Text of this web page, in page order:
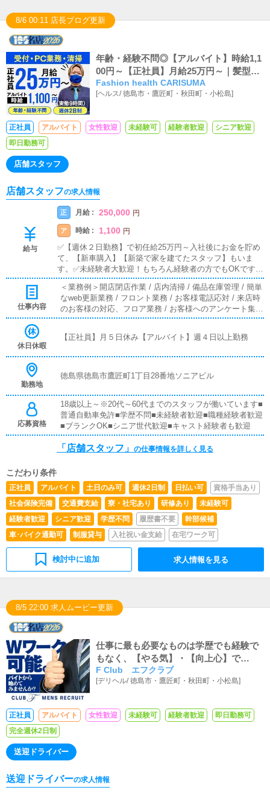
8/6 00:11 店長ブログ更新
年齢・経験不問◎【アルバイト】時給1,1
00円～【正社員】月給25万円～｜髪型自
由
Fashion health CARISUMA
[ヘルス/徳島市・鷹匠町・秋田町・小松島]
正社員 アルバイト 女性歓迎 未経験可 経験者歓迎
シニア歓迎
即日勤務可
店舗スタッフ
店舗スタッフの求人情報
給与
正 月給 : 250,000 円
ア 時給 : 1,100 円
✅【週休２日勤務】で初任給25万円～入社後にお金を貯め
て、【新車購入】【新築で家を建てたスタッフ】もいま
す。✅未経験者大歓迎！もちろん経験者の方でもOKです。
✅有給休暇制度あり！家庭がある方や、プライベート重視
の方も安心の就業制度です《店舗スタッフ》(未経験者様大
歓迎)[社]：月給25万円～(経験は考慮他未経験者は３ヶ月の
試用期間あり)[ア]：時給1,100円～（試用期間あり）■試用
仕事内容
＜業務例＞開店閉店作業 / 店内清掃 / 備品在庫管理 / 簡単
なweb更新業務 / フロント業務 / お客様電話応対 / 来店時
のお客様の対応、フロア業務 / お客様へのアンケート集計
/フロントやホールでの接客業務や受付業務。清掃業務等
業などもありますが、未経験からでもスムーズに操作可能
す。予約の確認や、会計作業、注意事項の喚起などをお願
務内容を見ながら徐々に覚えていただきますので、未経験
の方でも安心して働けます。■PC更新業務ヘブンネットな
ど、ポータルサイト等の店舗情報更新作業を行っていただ
きます。キャストの出勤情報やイベント、求人ブログの作
更新時に簡単に文字が入力出来れば問題ありません。PC
掃や備品の管理・補充を行っていただきます。
休日休暇
【正社員】月５日休み【アルバイト】週４日以上勤務
勤務地
徳島県徳島市鷹匠町1丁目28番地ソニアビル
応募資格
18歳以上～※20代～60代までのスタッフが働いています■
普通自動車免許■学歴不問■未経験者歓迎■職種経験者歓迎
■ブランクOK■シニア世代歓迎■キャスト経験者も歓迎
「店舗スタッフ」 の仕事情報を詳しく見る
こだわり条件
正社員 アルバイト 土日のみ可 週休2日制 日払い可
資格手当あり
社会保険完備
交通費支給 寮・社宅あり 研修あり
未経験可
経験者歓迎
シニア歓迎 学歴不問 履歴書不要
幹部候補
車･バイク通勤可
制服貸与 入社祝い金支給 在宅ワーク可
検討中に追加 求人情報を見る
8/5 22:00 求人ムービー更新
仕事に最も必要なものは学歴でも経験で
もなく、【やる気】・【向上心】で
す！！充実した人生を勝ち取ってみませ
んか？
F Club エフクラブ
[デリヘル/徳島市・鷹匠町・秋田町・小松島]
正社員 アルバイト 女性歓迎 未経験可 経験者歓迎
即日勤務可
完全週休2日制
送迎ドライバー
送迎ドライバーの求人情報